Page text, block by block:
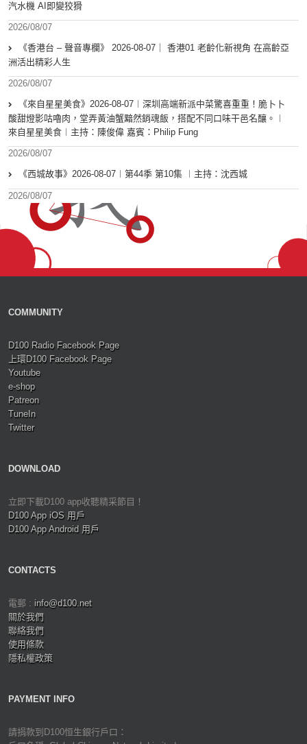
汽水機 AI即變狡猾
2026/08/07
《香港台 – 聲音專欄》 2026-08-07｜ 香港01 老齡化新視角 在高齡亞
洲活出精彩人生
2026/08/07
《來自星星美食》2026-08-07︱深圳高端新派中菜驚喜重重！脆卜卜
酸甜燈影咕嚕肉，堂弄黃油蟹黯然銷魂飯，搭配不同口味干邑名釀。︱
來自星星美食︱主持：陳俊偉 嘉賓：Philip Fung
2026/08/07
《西城故事》2026-08-07︱第44季 第10集 ︱主持：沈西城
2026/08/07
COMMUNITY
D100 Radio Facebook Page
上環D100 Facebook Page
Youtube
e-shop
Patreon
TuneIn
Twitter
DOWNLOAD
立即下載D100 app收聽精采節目！
D100 App iOS 用戶
D100 App Android 用戶
CONTACTS
電郵 : info@d100.net
關於我們
聯絡我們
使用條款
隱私權政策
PAYMENT INFO
請捐款到D100恒生銀行戶口：